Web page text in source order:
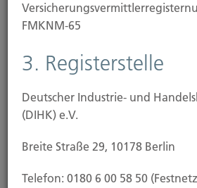
Schadenmanagement, Backoffice
FMKNM-65
3. Registerstelle
Deutscher Industrie- und
(DIHK) e.V.
Breite Straße 29, 10178 Berlin
Telefon: 0180 6 00 58 50